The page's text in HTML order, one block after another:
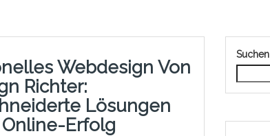
Webdesign Von
Richter:
Lösungen
Online-Erfolg
Suchen